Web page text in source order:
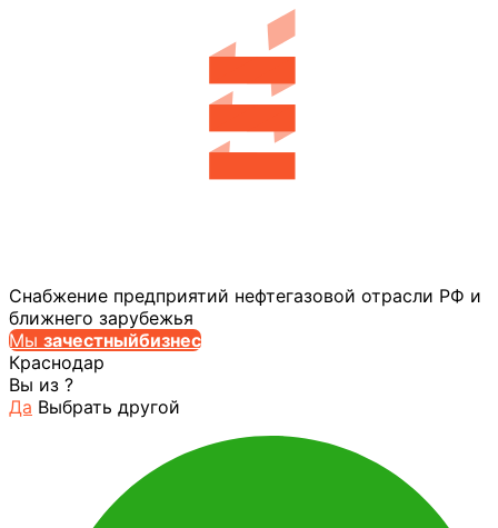
Снабжение предприятий нефтегазовой отрасли РФ и
ближнего зарубежья
Мы зачестныйбизнес
Краснодар
Вы из ?
Да Выбрать другой